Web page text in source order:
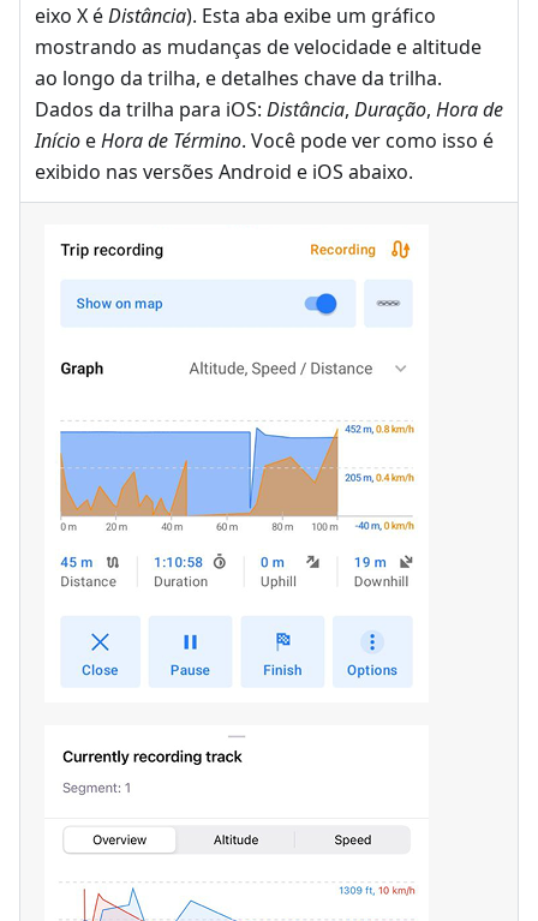
eixo X éDistância). Esta aba exibe um gráfico
mostrando as mudanças de velocidade e altitude
ao longo da trilha, e detalhes chave da trilha.
Dados da trilha para iOS: Distância, Duração, Hora de
InícioeHora de Término. Você pode ver como isso é
exibido nas versões Android e iOS abaixo.